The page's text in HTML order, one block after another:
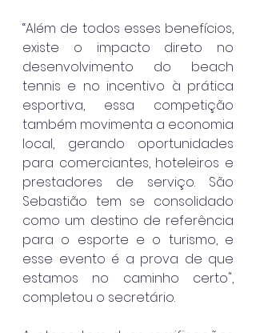
“Além de todos esses benefícios,
existe o impacto direto no
desenvolvimento do beach
tennis e no incentivo à prática
esportiva, essa competição
também movimenta a economia
local, gerando oportunidades
para comerciantes, hoteleiros e
prestadores de serviço. São
Sebastião tem se consolidado
como um destino de referência
para o esporte e o turismo, e
esse evento é a prova de que
estamos no caminho certo",
completou o secretário.